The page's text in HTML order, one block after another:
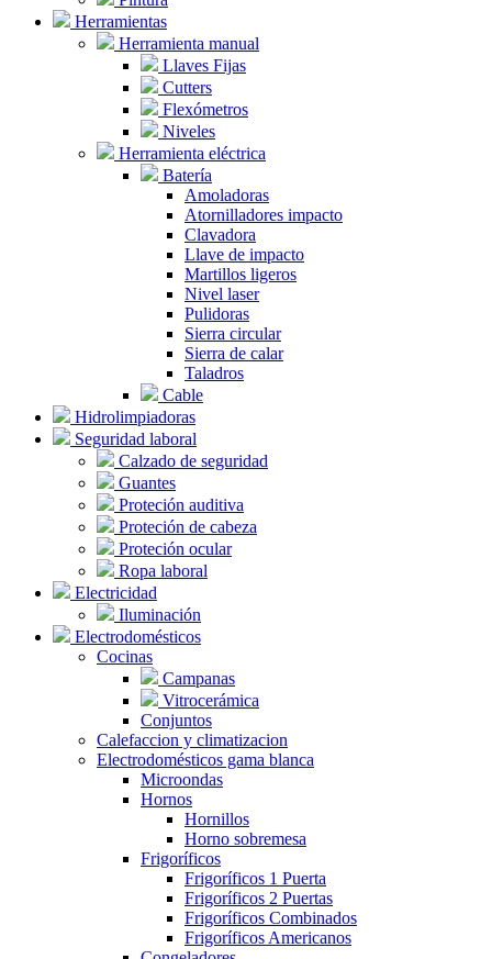
Herramientas
Herramienta manual
Llaves Fijas
Cutters
Flexómetros
Niveles
Herramienta eléctrica
Batería
Amoladoras
Atornilladores impacto
Clavadora
Llave de impacto
Martillos ligeros
Nivel laser
Pulidoras
Sierra circular
Sierra de calar
Taladros
Cable
Hidrolimpiadoras
Seguridad laboral
Calzado de seguridad
Guantes
Proteción auditiva
Proteción de cabeza
Proteción ocular
Ropa laboral
Electricidad
Iluminación
Electrodomésticos
Cocinas
Campanas
Vitrocerámica
Conjuntos
Calefaccion y climatizacion
Electrodomésticos gama blanca
Microondas
Hornos
Hornillos
Horno sobremesa
Frigoríficos
Frigoríficos 1 Puerta
Frigoríficos 2 Puertas
Frigoríficos Combinados
Frigoríficos Americanos